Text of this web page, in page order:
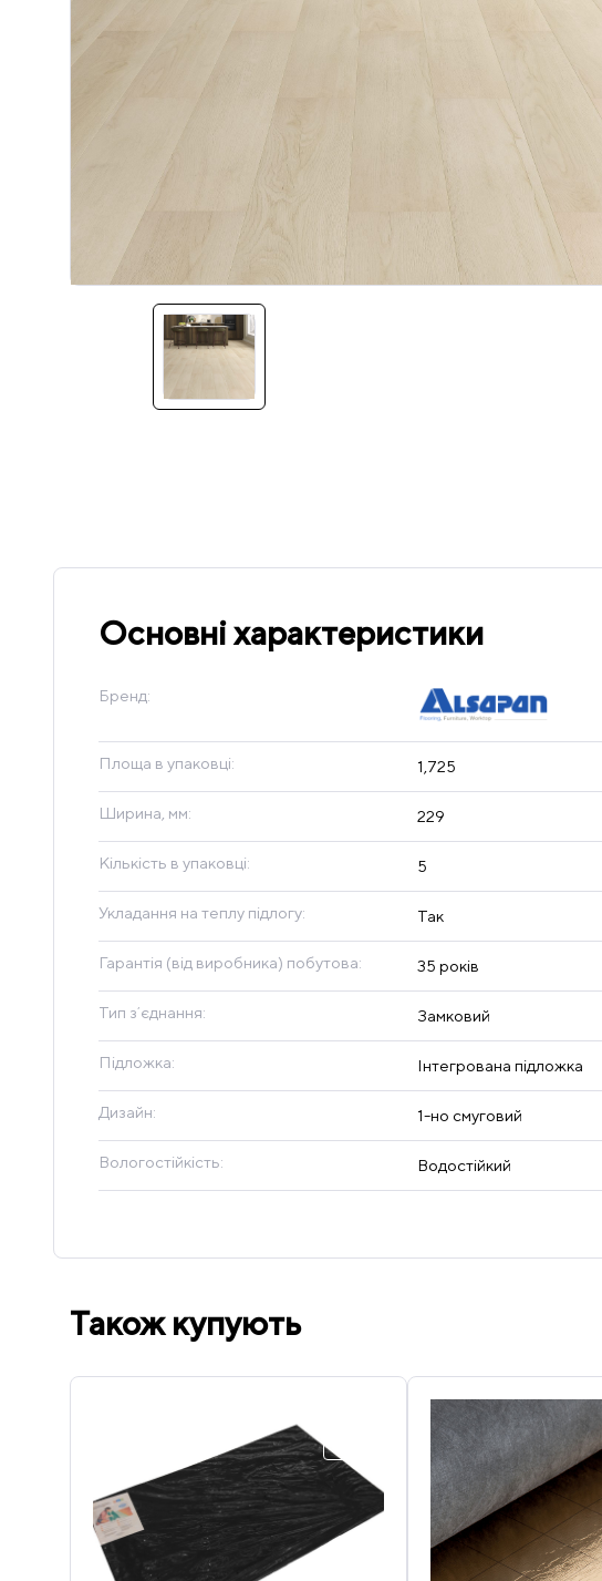
Основні характеристики
Бренд:
Площа в упаковці: 1,725
Ширина, мм: 229
Кількість в упаковці: 5
Укладання на теплу підлогу: Так
Гарантія (від виробника) побутова: 35 років
Тип зʼєднання: Замковий
Підложка: Інтегрована підложка
Дизайн: 1-но смуговий
Вологостійкість: Водостійкий
Також купують